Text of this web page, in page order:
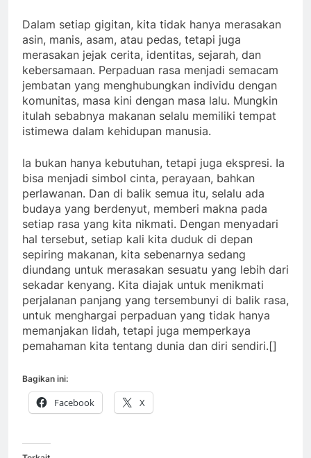
Dalam setiap gigitan, kita tidak hanya merasakan
asin, manis, asam, atau pedas, tetapi juga
merasakan jejak cerita, identitas, sejarah, dan
kebersamaan. Perpaduan rasa menjadi semacam
jembatan yang menghubungkan individu dengan
komunitas, masa kini dengan masa lalu. Mungkin
itulah sebabnya makanan selalu memiliki tempat
istimewa dalam kehidupan manusia.
Ia bukan hanya kebutuhan, tetapi juga ekspresi. Ia
bisa menjadi simbol cinta, perayaan, bahkan
perlawanan. Dan di balik semua itu, selalu ada
budaya yang berdenyut, memberi makna pada
setiap rasa yang kita nikmati. Dengan menyadari
hal tersebut, setiap kali kita duduk di depan
sepiring makanan, kita sebenarnya sedang
diundang untuk merasakan sesuatu yang lebih dari
sekadar kenyang. Kita diajak untuk menikmati
perjalanan panjang yang tersembunyi di balik rasa,
untuk menghargai perpaduan yang tidak hanya
memanjakan lidah, tetapi juga memperkaya
pemahaman kita tentang dunia dan diri sendiri.[]
Bagikan ini:
Facebook X